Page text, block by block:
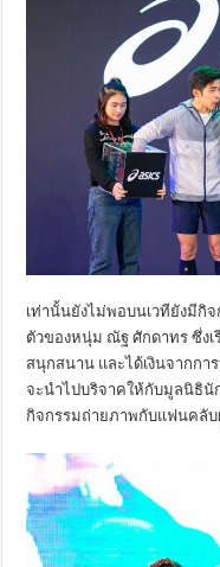
เท่านั้นยังไม่พอบนเวทียังมีกิ
ตัวของหนุ่ม ณัฐ ศักดาทร ซึ่ง
สนุกสนาน และได้เงินจากกา
จะนำไปบริจาคให้กับมูลนิธินั
กิจกรรมถ่ายภาพกับแฟนคลับ